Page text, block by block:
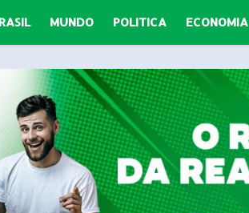
MUNDO POLITICA ECONOMIA